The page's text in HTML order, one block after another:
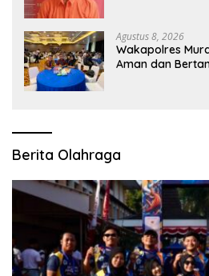
Agustus 8, 2026
Wakapolres
Aman dan
Berita Olahraga